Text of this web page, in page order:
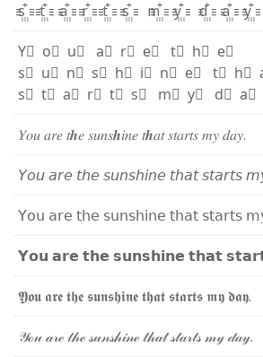
s꙲t꙲a꙲r꙲t꙲s꙲ m꙲y꙲ d꙲a꙲y꙲
Y⃫ o⃫ u⃫ a⃫ r⃫ e⃫ t⃫ h⃫ e⃫
s⃫ u⃫ n⃫ s⃫ h⃫ i⃫ n⃫ e⃫ t⃫ h⃫
s⃫ t⃫ a⃫ r⃫ t⃫ s⃫ m⃫ y⃫ d⃫ a⃫
𝑌𝑜𝑢𝑎𝑟𝑒𝑡𝒉𝑒𝑠𝑢𝑛𝑠𝒉𝑖𝑛𝑒𝑡𝒉𝑎𝑡𝑠𝑡𝑎𝑟𝑡𝑠𝑚𝑦𝑑𝑎𝑦.
𝘠𝘰𝘶𝘢𝘳𝘦 𝘵𝘩𝘦 𝘴𝘶𝘯𝘴𝘩𝘪𝘯𝘦 𝘵𝘩𝘢𝘵𝘴𝘵𝘢𝘳𝘵𝘴𝘮
𝖸𝗈𝗎 𝖺𝗋𝖾 𝗍𝗁𝖾 𝗌𝗎𝗇𝗌𝗁𝗂𝗇𝖾 𝗍𝗁𝖺𝗍 𝗌𝗍𝖺𝗋𝗍𝗌 𝗆
𝗬𝗼𝘂 𝗮𝗿𝗲 𝘁𝗵𝗲 𝘀𝘂𝗻𝘀𝗵𝗶𝗻𝗲 𝘁𝗵𝗮𝘁 𝘀𝘁𝗮𝗿
𝖄𝖔𝖚 𝖆𝖗𝖊𝖙𝖍𝖊 𝖘𝖚𝖓𝖘𝖍𝖎𝖓𝖊𝖙𝖍𝖆𝖙 𝖘𝖙𝖆𝖗𝖙𝖘𝖒𝖞 𝖉𝖆𝖞.
𝒴ℴ𝓊𝒶𝓇ℯ𝓉𝒽ℯ𝓈𝓊𝓃𝓈𝒽𝒾𝓃ℯ𝓉𝒽𝒶𝓉𝓈𝓉𝒶𝓇𝓉𝓈𝓂𝓎𝒹𝒶𝓎.